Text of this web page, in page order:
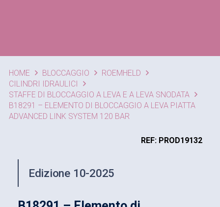
HOME BLOCCAGGIO
ROEMHELD
CILINDRI IDRAULICI
STAFFE DI BLOCCAGGIO A LEVA E A LEVA SNODATA
B18291 – ELEMENTO DI BLOCCAGGIO A LEVA PIATTA
ADVANCED LINK SYSTEM 120 BAR
Edizione 10-2025
REF: PROD19132